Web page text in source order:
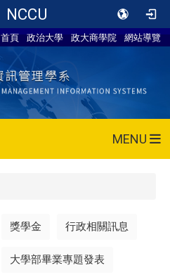
NCCU
首頁 政治大學 政大商學院 網站導覽
MENU
獎學金 行政相關訊息
大學部畢業專題發表